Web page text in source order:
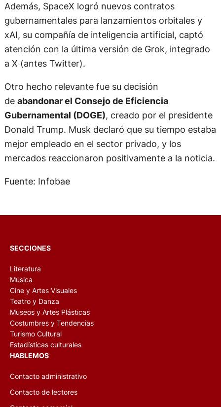
Además, SpaceX logró nuevos contratos
gubernamentales para lanzamientos orbitales y
xAI, su compañía de inteligencia artificial, captó
atención con la última versión de Grok, integrado
a X (antes Twitter).
Otro hecho relevante fue su decisión
de abandonar el Consejo de Eficiencia
Gubernamental (DOGE), creado por el presidente
Donald Trump. Musk declaró que su tiempo estaba
mejor empleado en el sector privado, y los
mercados reaccionaron positivamente a la noticia.
Fuente: Infobae
SECCIONES
Literatura
Música
Cine y Artes Visuales
Teatro y Danza
Museos y Artes Plásticas
Costumbres y Tendencias
Turismo Cultural
Estadísticas culturales
HABLEMOS
Contacto administrativo
Contacto de lectores